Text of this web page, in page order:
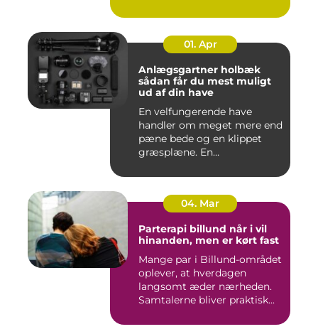
01. Apr
Anlægsgartner holbæk
sådan får du mest muligt
ud af din have
En velfungerende have
handler om meget mere end
pæne bede og en klippet
græsplæne. En
04. Mar
Parterapi billund når i vil
hinanden, men er kørt fast
Mange par i Billund-området
oplever, at hverdagen
langsomt æder nærheden.
Samtalerne bliver praktisk...